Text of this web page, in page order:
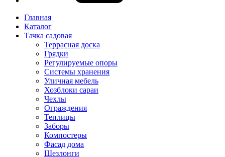
Главная
Каталог
Тачка садовая
Террасная доска
Грядки
Регулируемые опоры
Системы хранения
Уличная мебель
Хозблоки сараи
Чехлы
Ограждения
Теплицы
Заборы
Компостеры
Фасад дома
Шезлонги